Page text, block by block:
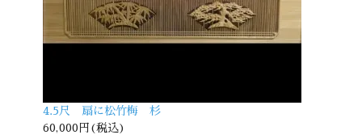
4.5尺 扇に松竹梅 杉
60,000円(税込)